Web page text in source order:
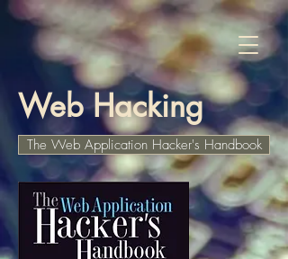
Web Hacking
The Web Application Hacker's Handbook